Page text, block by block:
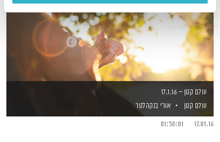
עולם קטן – 17.1.16
עולם קטן
אורי בנקהלטר
17.01.16
01:58:01